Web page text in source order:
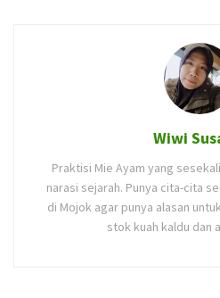
Wiwi
Praktisi Mie Ayam yang
narasi sejarah. Punya cita-cita
di Mojok agar punya alasan
stok kuah kaldu dan